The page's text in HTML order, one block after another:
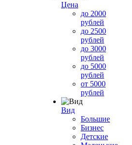
Цена
до 2000
рублей
до 2500
рублей
до 3000
рублей
до 5000
рублей
от 5000
рублей
Вид
Большие
Бизнес
Детские